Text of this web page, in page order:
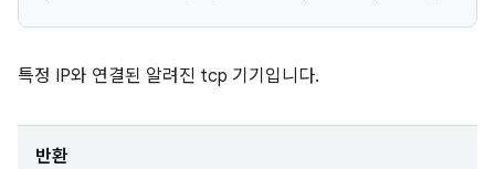
특정 IP와 연결된 알려진 tcp 기기입니다.
반환